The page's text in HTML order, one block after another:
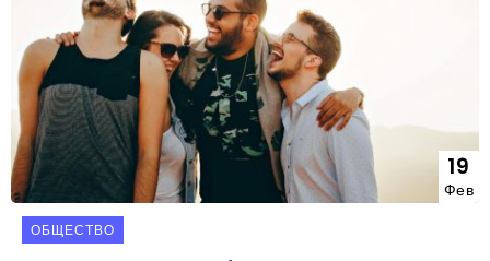
19
Фев
ОБЩЕСТВО